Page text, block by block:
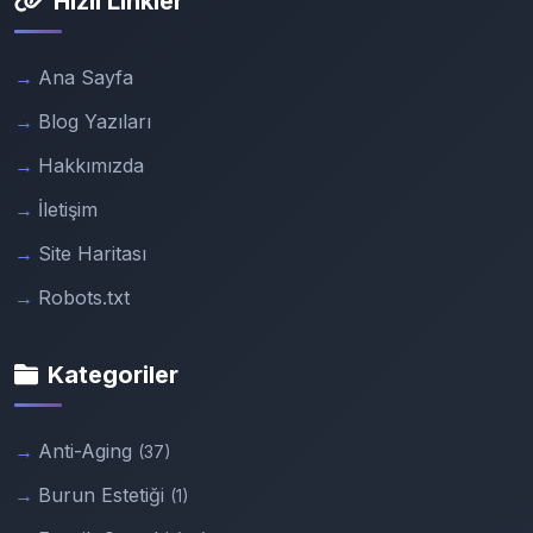
Ana Sayfa
Blog Yazıları
Hakkımızda
İletişim
Site Haritası
Robots.txt
Kategoriler
Anti-Aging (37)
Burun Estetiği (1)